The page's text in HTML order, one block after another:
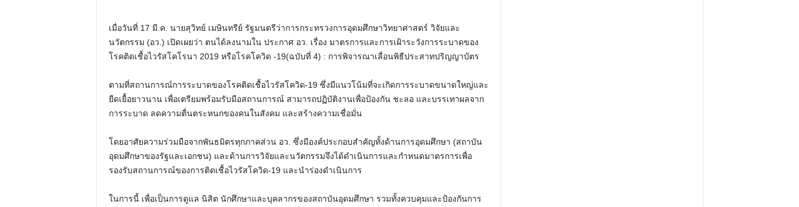
เมื่อวันที่ 17 มี.ค. นายสุวิทย์ เมษินทรีย์ รัฐมนตรีว่าการกระทรวงการอุดมศึกษาวิทยาศาสตร์ วิจัยและ
นวัตกรรม (อว.) เปิดเผยว่า ตนได้ลงนามใน ประกาศ อว. เรื่อง มาตรการและการเฝ้าระวังการระบาดของ
โรคติดเชื้อไวรัสโคโรนา 2019 หรือโรคโควิด -19(ฉบับที่ 4) : การพิจารณาเลื่อนพิธีประสาทปริญญาบัตร
ตามที่สถานการณ์การระบาดของโรคติดเชื้อไวรัสโควิด-19 ซึ่งมีแนวโน้มที่จะเกิดการระบาดขนาดใหญ่และ
ยืดเยื้อยาวนาน เพื่อเตรียมพร้อมรับมือสถานการณ์ สามารถปฏิบัติงานเพื่อป้องกัน ชะลอ และบรรเทาผลจาก
การระบาด ลดความตื่นตระหนกของคนในสังคม และสร้างความเชื่อมั่น
โดยอาศัยความร่วมมือจากพันธมิตรทุกภาคส่วน อว. ซึ่งมีองค์ประกอบสำคัญทั้งด้านการอุดมศึกษา (สถาบัน
อุดมศึกษาของรัฐและเอกชน) และด้านการวิจัยและนวัตกรรมจึงได้ดำเนินการและกำหนดมาตรการเพื่อ
รองรับสถานการณ์ของการติดเชื้อไวรัสโควิด-19 และนำร่องดำเนินการ
ในการนี้ เพื่อเป็นการดูแล นิสิต นักศึกษาและบุคลากรของสถาบันอุดมศึกษา รวมทั้งควบคุมและป้องกันการ